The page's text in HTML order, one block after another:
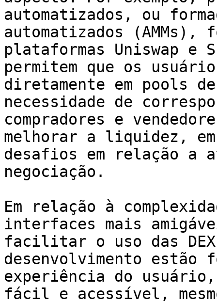
automatizados, ou
automatizados (AMMs),
plataformas Uniswap e
permitem que os
diretamente em pools
necessidade de
compradores e
melhorar a liquidez,
desafios em relação a
negociação.
Em relação à
interfaces mais
facilitar o uso das
desenvolvimento estão
experiência do
fácil e acessível,